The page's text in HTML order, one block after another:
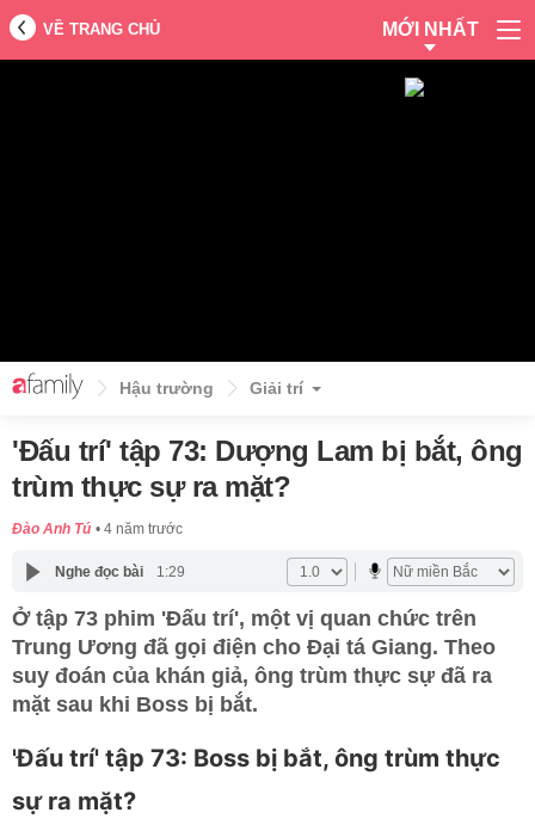
VỀ TRANG CHỦ MỚI NHẤT
Hậu trường Giải trí
'Đấu trí' tập 73: Dượng Lam bị bắt, ông
trùm thực sự ra mặt?
Đào Anh Tú 4 năm trước
Nghe đọc bài 1:29
Ở tập 73 phim 'Đấu trí', một vị quan chức trên
Trung Ương đã gọi điện cho Đại tá Giang. Theo
suy đoán của khán giả, ông trùm thực sự đã ra
mặt sau khi Boss bị bắt.
'Đấu trí' tập 73: Boss bị bắt, ông trùm thực
sự ra mặt?